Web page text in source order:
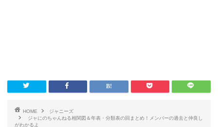
HOME
ジャニーズ
ジャにのちゃんねる相関図＆年表・分類表の回まとめ！メンバーの過去と仲良し
がわかるよ